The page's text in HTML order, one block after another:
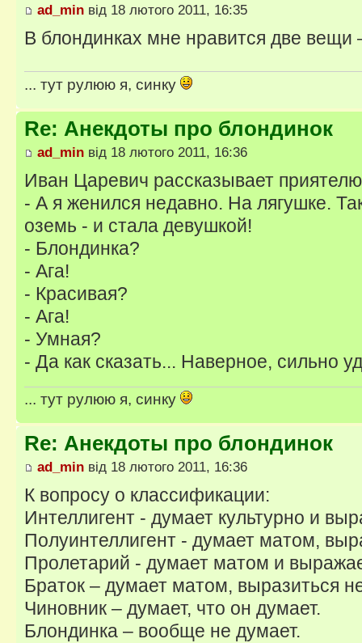
ad_min від 18 лютого 2011, 16:35
В блондинках мне нравится две
... тут рулюю я, синку
Re: Анекдоты про блондинок
ad_min від 18 лютого 2011, 16:36
Иван Царевич рассказывает
- А я женился недавно. На лягушке.
оземь - и стала девушкой!
- Блондинка?
- Ага!
- Красивая?
- Ага!
- Умная?
- Да как сказать... Наверное, сильно
... тут рулюю я, синку
Re: Анекдоты про блондинок
ad_min від 18 лютого 2011, 16:36
К вопросу о классификации:
Интеллигент - думает культурно и
Полуинтеллигент - думает матом,
Пролетарий - думает матом и
Браток – думает матом, выразиться
Чиновник – думает, что он думает.
Блондинка – вообще не думает.